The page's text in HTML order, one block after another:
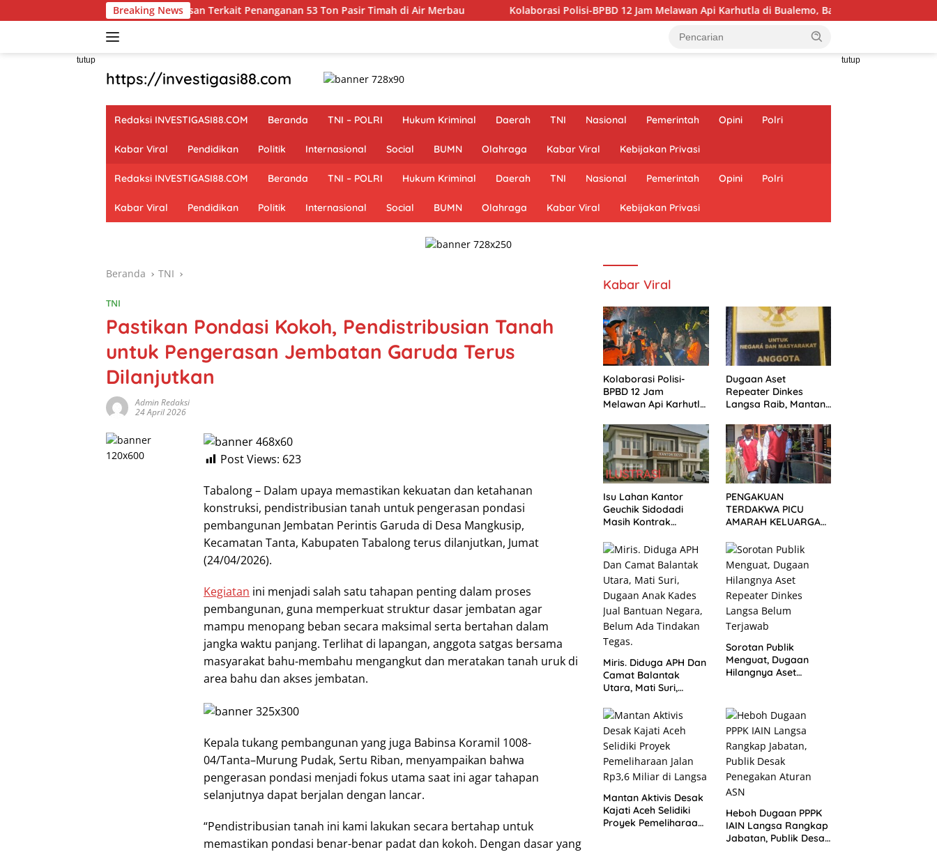
ke
Breaking News
Tricakti Beri Penjelasan Terkait Penanganan 53 Ton Pasir Timah di Air Merbau Kolaborasi Polisi-BPBD 12 Jam Melawan Api Karhutla di Bualemo, Banggai Wujudkan Generasi
tutup tutup
https://investigasi88.com
Redaksi INVESTIGASI88.COM Beranda TNI – POLRI Hukum Kriminal Daerah TNI Nasional Pemerintah Opini Polri
Kabar Viral Pendidikan Politik Internasional Social BUMN Olahraga Kabar Viral Kebijakan Privasi
Redaksi INVESTIGASI88.COM Beranda TNI – POLRI Hukum Kriminal Daerah TNI Nasional Pemerintah Opini Polri
Kabar Viral Pendidikan Politik Internasional Social BUMN Olahraga Kabar Viral Kebijakan Privasi
Beranda TNI
TNI
Pastikan Pondasi Kokoh, Pendistribusian Tanah
untuk Pengerasan Jembatan Garuda Terus
Dilanjutkan
Admin Redaksi
24 April 2026
Post Views: 623
Tabalong – Dalam upaya memastikan kekuatan dan ketahanan
konstruksi, pendistribusian tanah untuk pengerasan pondasi
pembangunan Jembatan Perintis Garuda di Desa Mangkusip,
Kecamatan Tanta, Kabupaten Tabalong terus dilanjutkan, Jumat
(24/04/2026).
Kegiatan ini menjadi salah satu tahapan penting dalam proses
pembangunan, guna memperkuat struktur dasar jembatan agar
mampu menopang beban secara maksimal serta bertahan dalam
jangka waktu panjang. Terlihat di lapangan, anggota satgas bersama
masyarakat bahu-membahu mengangkut dan meratakan tanah uruk di
area bahu dan akses jembatan.
Kepala tukang pembangunan yang juga Babinsa Koramil 1008-
04/Tanta–Murung Pudak, Sertu Riban, menyampaikan bahwa
pengerasan pondasi menjadi fokus utama saat ini agar tahapan
selanjutnya dapat berjalan dengan lancar.
“Pendistribusian tanah ini kami lakukan secara bertahap untuk
memastikan pondasi benar-benar padat dan kokoh. Dengan dasar yang
Kabar Viral
Kolaborasi Polisi-
BPBD 12 Jam
Melawan Api Karhutla
Dugaan Aset
Repeater Dinkes
Langsa Raib, Mantan
Penegak Hukum
Bergerak
Isu Lahan Kantor
Geuchik Sidodadi
Masih Kontrak
Penjelasan Perangkat
Desa
PENGAKUAN
TERDAKWA PICU
AMARAH KELUARGA
PECAH SETELAH
SIDANG TUNTUTAN
DITUNDA
Miris. Diduga APH Dan
Camat Balantak
Utara, Mati Suri,
Jual Bantuan Negara,
Belum Ada Tindakan
Sorotan Publik
Menguat, Dugaan
Hilangnya Aset
Terjawab
Mantan Aktivis Desak
Kajati Aceh Selidiki
Proyek Pemeliharaan
Heboh Dugaan PPPK
IAIN Langsa Rangkap
Jabatan, Publik Desak